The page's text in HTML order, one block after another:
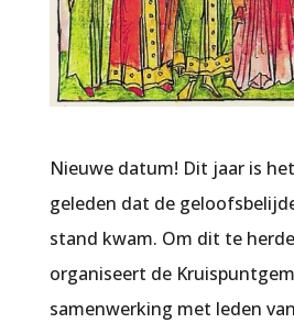
Nieuwe datum! Dit jaar is
geleden dat de
stand kwam. Om dit te
organiseert de
samenwerking met leden